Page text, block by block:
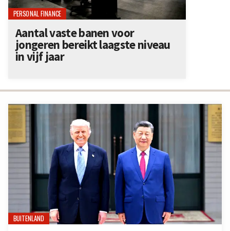
BUITENLAND
PERSONAL FINANCE
Aantal vaste banen voor
jongeren bereikt laagste niveau
in vijf jaar